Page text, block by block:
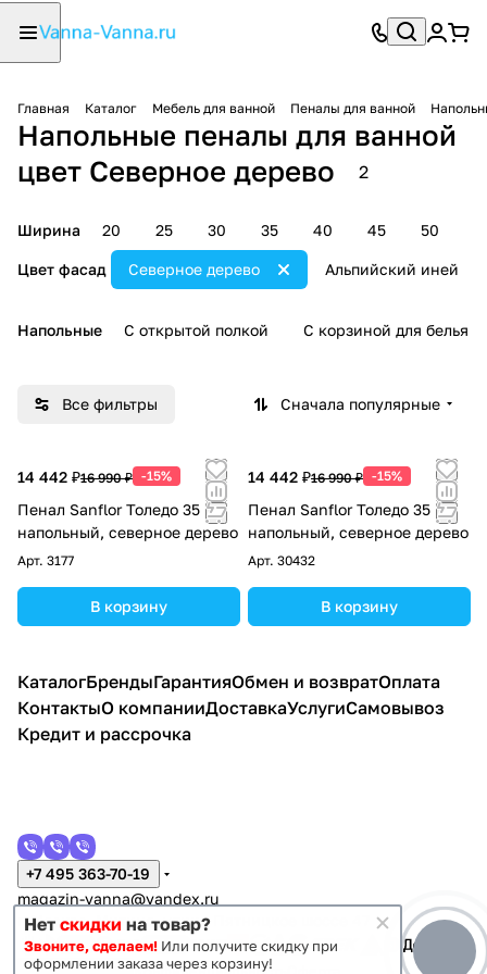
Главная Каталог Мебель для ванной Пеналы для ванной
Напольные пеналы для ванной
цвет Северное дерево
2
Ширина 20 25 30 35 40 45 50
Цвет фасад Альпийский иней
Северное дерево
Напольные С открытой полкой С корзиной для белья
Все фильтры Сначала популярные
14 442 ₽16 990 ₽ -15%
Пенал Sanflor Толедо 35 L
напольный, северное дерево
Арт. 3177
В корзину
14 442 ₽16 990 ₽ -15%
Пенал Sanflor Толедо 35 R
напольный, северное дерево
Арт. 30432
В корзину
КаталогБрендыГарантияОбмен и возвратОплата
КонтактыО компанииДоставкаУслугиСамовывоз
Кредит и рассрочка
+7 495 363-70-19
magazin-vanna@yandex.ru
г. Москва, Митино, улица Пятницкое шоссе 47
Нет скидки на товар?
Звоните, сделаем! Или получите скидку при
оформлении заказа через корзину!